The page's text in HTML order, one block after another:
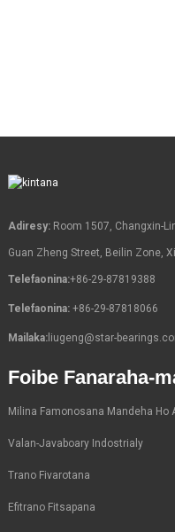
Adiresy:Room 1507, Changxin-
Guan Zheng Street, Beilin Zone,
Telefaonina:+86-29-87819388
Telefaonina: +86-29-87818066
Mailaka:liugeng@star-
Foibe Fanaraha-
Milina Famonosana Mandeha Ho
Valan-Javaboary Indostrialy
Trano Fivarotana
Efitrano Fitsapana